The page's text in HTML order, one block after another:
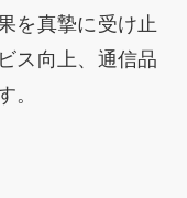
を真摯に受け止
ス向上、通信品
。